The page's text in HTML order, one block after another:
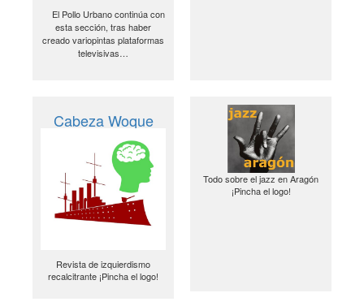
El Pollo Urbano continúa con
esta sección, tras haber
creado variopintas plataformas
televisivas…
Cabeza Woque
Revista de izquierdismo
recalcitrante ¡Pincha el logo!
Todo sobre el jazz en Aragón
¡Pincha el logo!